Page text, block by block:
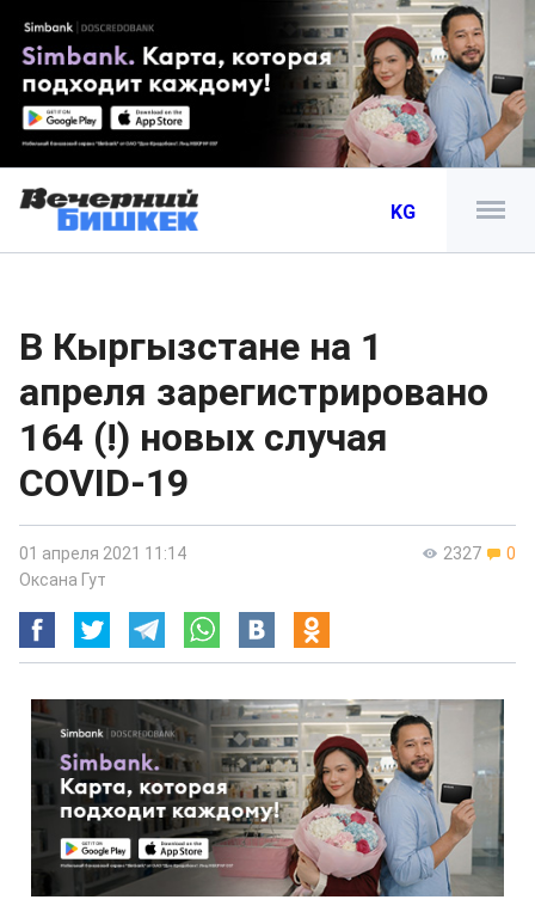
KG
В Кыргызстане на 1
апреля зарегистрировано
164 (!) новых случая
COVID-19
2327 0
01 апреля 2021 11:14
Оксана Гут